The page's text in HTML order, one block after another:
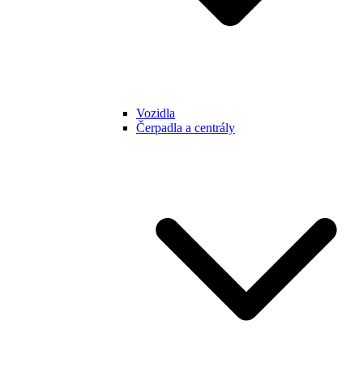
Vozidla
Čerpadla a centrály